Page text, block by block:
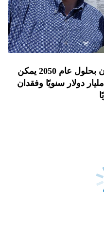
الإجهاد الحراري في تربية الألبان بحلول عام 2050 يمكن
أن يصل إلى خسارة قدرها 30 مليار دولار سنويًا وفقدان